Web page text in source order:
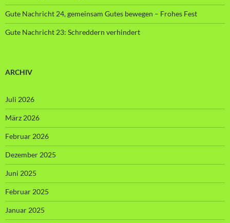
Gute Nachricht 24, gemeinsam Gutes bewegen – Frohes Fest
Gute Nachricht 23: Schreddern verhindert
ARCHIV
Juli 2026
März 2026
Februar 2026
Dezember 2025
Juni 2025
Februar 2025
Januar 2025